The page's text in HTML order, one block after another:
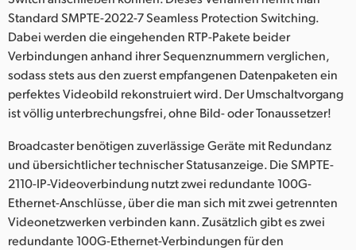
Standard SMPTE-2022-7 Seamless Protection Switching.
Dabei werden die eingehenden RTP-Pakete beider
Verbindungen anhand ihrer Sequenznummern verglichen,
sodass stets aus den zuerst empfangenen Datenpaketen ein
perfektes Videobild rekonstruiert wird. Der Umschaltvorgang
ist völlig unterbrechungsfrei, ohne Bild- oder Tonaussetzer!
Broadcaster benötigen zuverlässige Geräte mit Redundanz
und übersichtlicher technischer Statusanzeige. Die SMPTE-
2110-IP-Videoverbindung nutzt zwei redundante 100G-
Ethernet-Anschlüsse, über die man sich mit zwei getrennten
Videonetzwerken verbinden kann. Zusätzlich gibt es zwei
redundante 100G-Ethernet-Verbindungen für den